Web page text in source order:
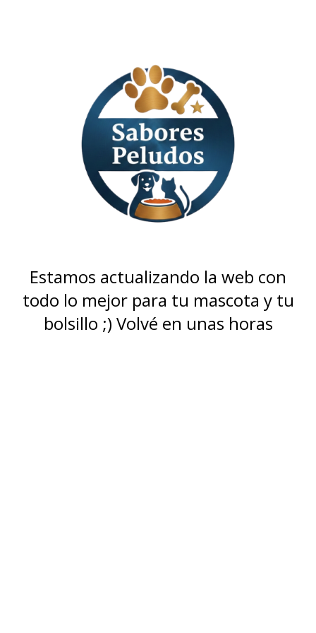
Estamos actualizando la web con
todo lo mejor para tu mascota y tu
bolsillo ;) Volvé en unas horas